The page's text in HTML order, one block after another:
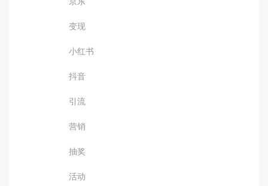
变现
小红书
抖音
引流
营销
抽奖
活动